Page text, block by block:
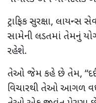
ટ્રાફિક સુરક્ષા, લાયન્સ
સામેની લડતમાં તેમનું
રહેશે.
તેઓ જેમ કહે છે તેમ, “
વિચારથી તેઓ આગળ